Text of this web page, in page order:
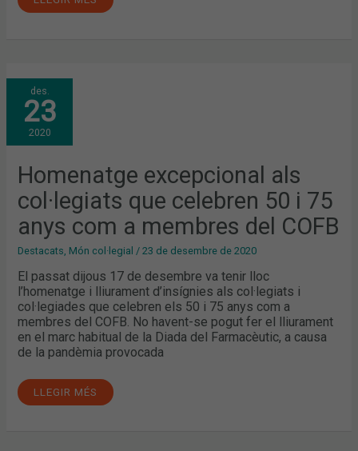
des.
23
2020
Homenatge excepcional als
col·legiats que celebren 50 i 75
anys com a membres del COFB
Destacats, Món col·legial /23 de desembre de 2020
El passat dijous 17 de desembre va tenir lloc
l’homenatge i lliurament d’insígnies als col·legiats i
col·legiades que celebren els 50 i 75 anys com a
membres del COFB. No havent-se pogut fer el lliurament
en el marc habitual de la Diada del Farmacèutic, a causa
de la pandèmia provocada
HOMENATGE
EXCEPCIONAL
ALS
COL·LEGIATS
QUE
CELEBREN
50
ANYS
COM
A
MEMBRES
COFB
LLEGIR MÉS